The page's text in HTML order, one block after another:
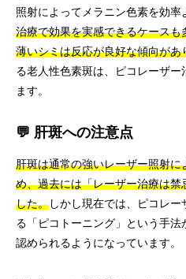
照射によってメラニン色素を効率
治療で効果を実感できるケース
薄いシミは反応が良好な傾向があ
る老人性色素斑は、ピコレーザ
ます。
💬 肝斑への注意点
肝斑は通常の強いレーザー照射
め、過去には「レーザー治療は
した。しかし現在では、ピコレ
る「ピコトーニング」という手
認められるようになっています。